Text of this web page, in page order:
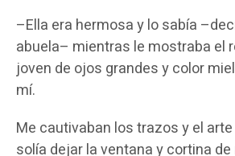
–Ella era hermosa y lo sabía
abuela– mientras le mostraba el
joven de ojos grandes y color
mí.
Me cautivaban los trazos y el
solía dejar la ventana y cortina